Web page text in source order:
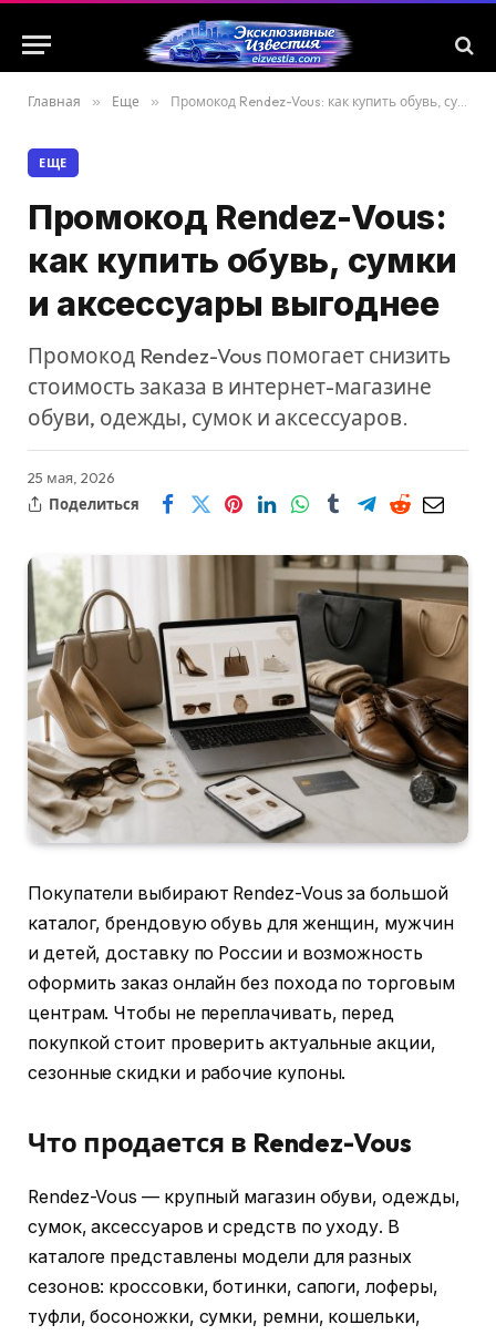
Главная » Еще » Промокод Rendez-Vous: как купить обувь, сумки и аксессуары выгоднее
ЕЩЕ
Промокод Rendez-Vous:
как купить обувь, сумки
и аксессуары выгоднее
Промокод Rendez-Vous помогает снизить
стоимость заказа в интернет-магазине
обуви, одежды, сумок и аксессуаров.
25 мая, 2026
Поделиться
Покупатели выбирают Rendez-Vous за большой
каталог, брендовую обувь для женщин, мужчин
и детей, доставку по России и возможность
оформить заказ онлайн без похода по торговым
центрам. Чтобы не переплачивать, перед
покупкой стоит проверить актуальные акции,
сезонные скидки и рабочие купоны.
Что продается в Rendez-Vous
Rendez-Vous — крупный магазин обуви, одежды,
сумок, аксессуаров и средств по уходу. В
каталоге представлены модели для разных
сезонов: кроссовки, ботинки, сапоги, лоферы,
туфли, босоножки, сумки, ремни, кошельки,